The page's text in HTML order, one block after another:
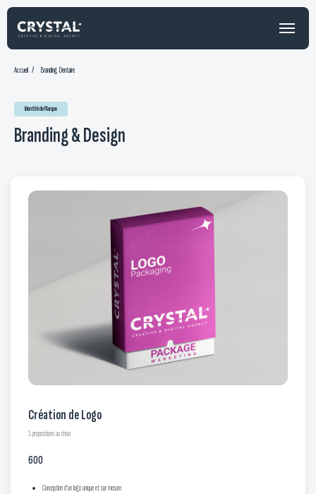
Accueil / Branding Dentaire
Identité de Marque
Branding & Design
Création de Logo
3 propositions au choix
600
Conception d’un logo unique et sur mesure